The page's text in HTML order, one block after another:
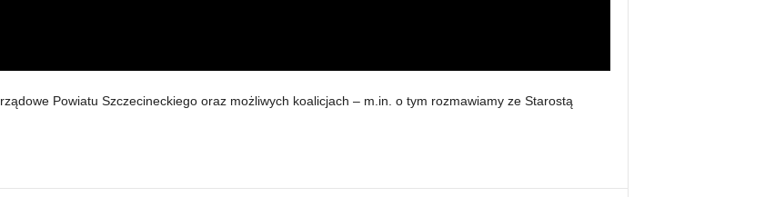
Powiatu Szczecineckiego oraz możliwych koalicjach – m.in. o tym rozmawiamy ze Starostą